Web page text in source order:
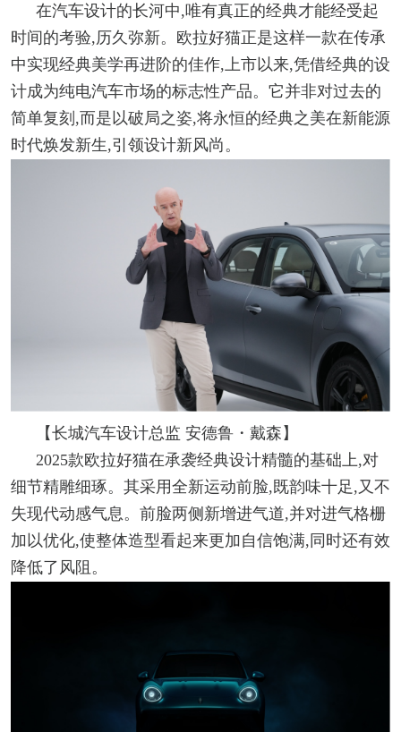
在汽车设计的长河中,唯有真正的经典才能经受起
时间的考验,历久弥新。欧拉好猫正是这样一款在传承
中实现经典美学再进阶的佳作,上市以来,凭借经典的设
计成为纯电汽车市场的标志性产品。它并非对过去的
简单复刻,而是以破局之姿,将永恒的经典之美在新能源
时代焕发新生,引领设计新风尚。
【长城汽车设计总监 安德鲁・戴森】
2025款欧拉好猫在承袭经典设计精髓的基础上,对
细节精雕细琢。其采用全新运动前脸,既韵味十足,又不
失现代动感气息。前脸两侧新增进气道,并对进气格栅
加以优化,使整体造型看起来更加自信饱满,同时还有效
降低了风阻。